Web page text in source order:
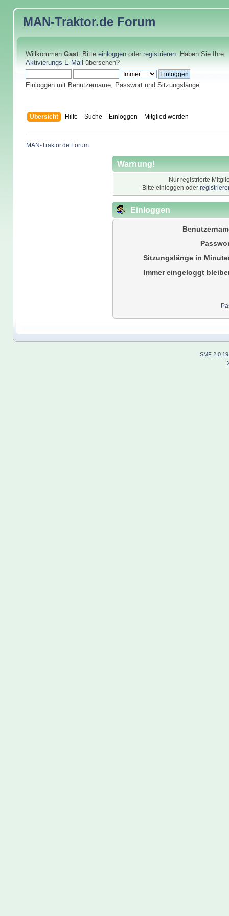
MAN-Traktor.de Forum
Willkommen Gast. Bitte einloggenoder registrieren. Haben Sie Ihre
Aktivierungs E-Mail übersehen?
Einloggen mit Benutzername, Passwort und Sitzungslänge
Übersicht Hilfe Suche Einloggen Mitglied werden
MAN-Traktor.de Forum
Warnung!
Nur registrierte
Bitte einloggen oder
Einloggen
Sitzungslänge in
Immer eingeloggt
SMF 2.0.19